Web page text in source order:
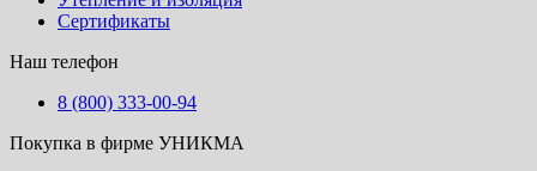
Сертификаты
Наш телефон
8 (800) 333-00-94
Покупка в фирме УНИКМА